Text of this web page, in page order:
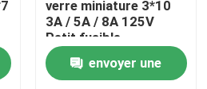
NTC
verre miniature 3*10
3A / 5A / 8A 125V
Petit fusible
envoyer une